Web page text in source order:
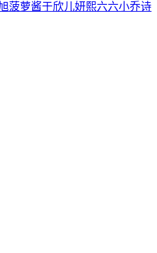
菠萝酱于欣儿妍熙六六小乔诗